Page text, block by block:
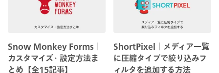
Snow Monkey Forms│
カスタマイズ・設定方法ま
とめ【全15記事】
ShortPixel│メディア一覧
に圧縮タイプで絞り込みフ
ィルタを追加する方法